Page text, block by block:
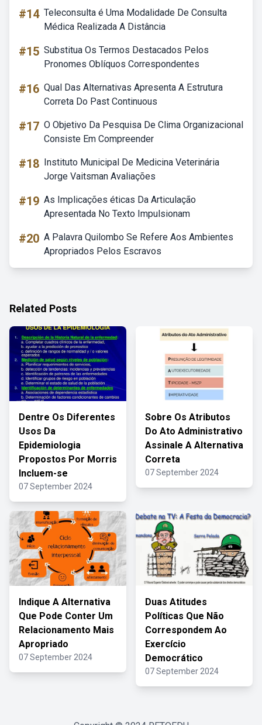
#14 Teleconsulta é Uma Modalidade De Consulta
Médica Realizada A Distância
#15 Substitua Os Termos Destacados Pelos
Pronomes Oblíquos Correspondentes
#16 Qual Das Alternativas Apresenta A Estrutura
Correta Do Past Continuous
#17 O Objetivo Da Pesquisa De Clima Organizacional
Consiste Em Compreender
#18 Instituto Municipal De Medicina Veterinária
Jorge Vaitsman Avaliações
#19 As Implicações éticas Da Articulação
Apresentada No Texto Impulsionam
#20 A Palavra Quilombo Se Refere Aos Ambientes
Apropriados Pelos Escravos
Related Posts
Dentre Os Diferentes
Usos Da
Epidemiologia
Propostos Por Morris
Incluem-se
07 September 2024
Sobre Os Atributos
Do Ato Administrativo
Assinale A Alternativa
Correta
07 September 2024
Indique A Alternativa
Que Pode Conter Um
Relacionamento Mais
Apropriado
07 September 2024
Duas Atitudes
Políticas Que Não
Correspondem Ao
Exercício
Democrático
07 September 2024